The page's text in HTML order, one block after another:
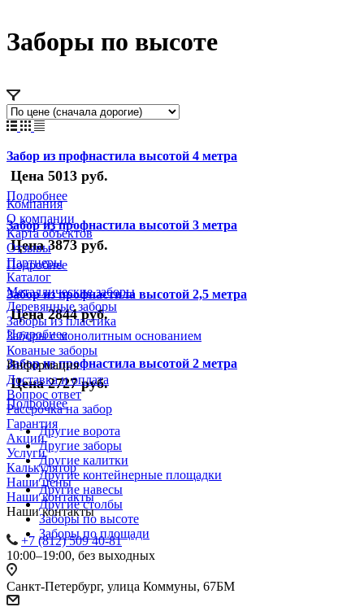
Заборы по высоте
Забор из профнастила высотой 4 метра
Цена 5013 руб.
Подробнее
Забор из профнастила высотой 3 метра
Цена 3873 руб.
Подробнее
Забор из профнастила высотой 2,5 метра
Цена 2844 руб.
Подробнее
Забор из профнастила высотой 2 метра
Цена 2727 руб.
Подробнее
Другие ворота
Другие заборы
Другие калитки
Другие контейнерные площадки
Другие навесы
Другие столбы
Заборы по высоте
Заборы по площади
Компания
О компании
Карта объектов
Отзывы
Партнеры
Каталог
Металлические заборы
Деревянные заборы
Заборы из пластика
Заборы с монолитным основанием
Кованые заборы
Информация
Доставка и оплата
Вопрос ответ
Рассрочка на забор
Гарантия
Акции
Услуги
Калькулятор
Наши цены
Наши контакты
Наши контакты
+7 (812) 509 40-81
10:00–19:00, без выходных
Санкт-Петербург, улица Коммуны, 67БМ